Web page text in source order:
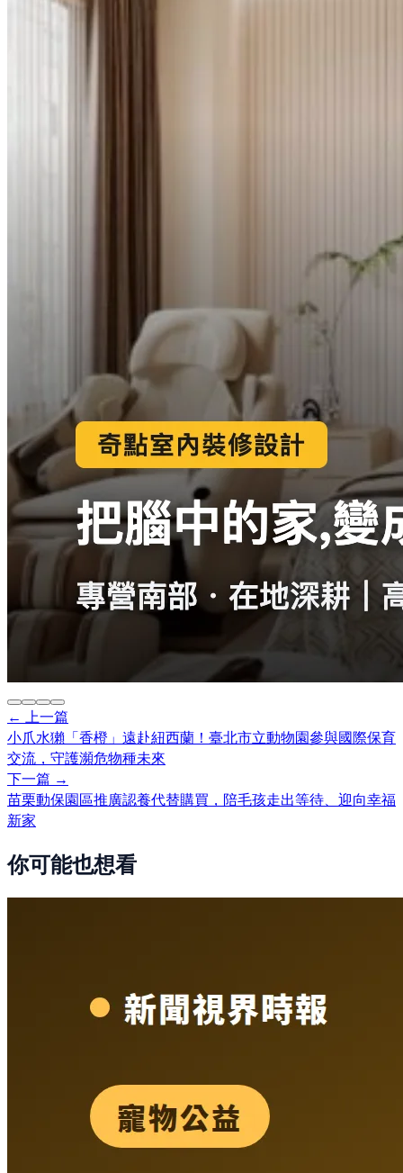
← 上一篇
小爪水獺「香橙」遠赴紐西蘭！臺北市立動物園參與國際保育
交流，守護瀕危物種未來
下一篇 →
苗栗動保園區推廣認養代替購買，陪毛孩走出等待、迎向幸福
新家
你可能也想看